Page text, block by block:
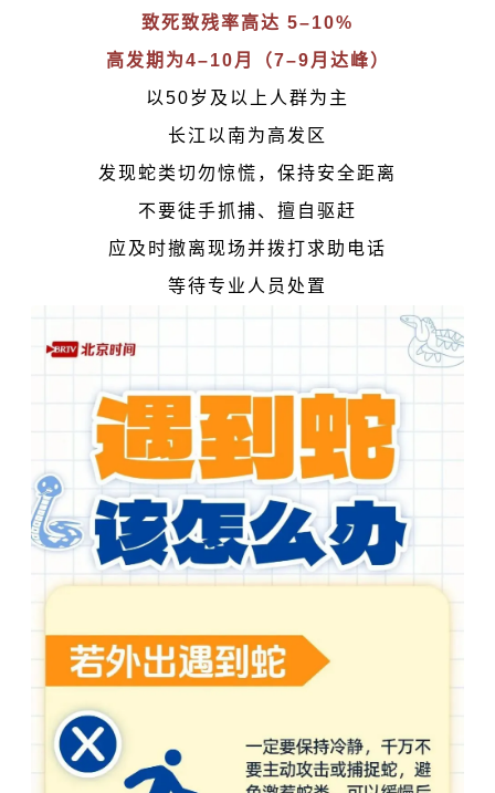
致死致残率高达 5–10%
高发期为4–10月（7–9月达峰）
以50岁及以上人群为主
长江以南为高发区
发现蛇类切勿惊慌，保持安全距离
不要徒手抓捕、擅自驱赶
应及时撤离现场并拨打求助电话
等待专业人员处置